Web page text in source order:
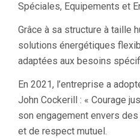
Spéciales, Equipements et
Grâce à sa structure à taille
solutions énergétiques
adaptées aux besoins
En 2021, l’entreprise a
John Cockerill : « Courage
son engagement envers
et de respect mutuel.